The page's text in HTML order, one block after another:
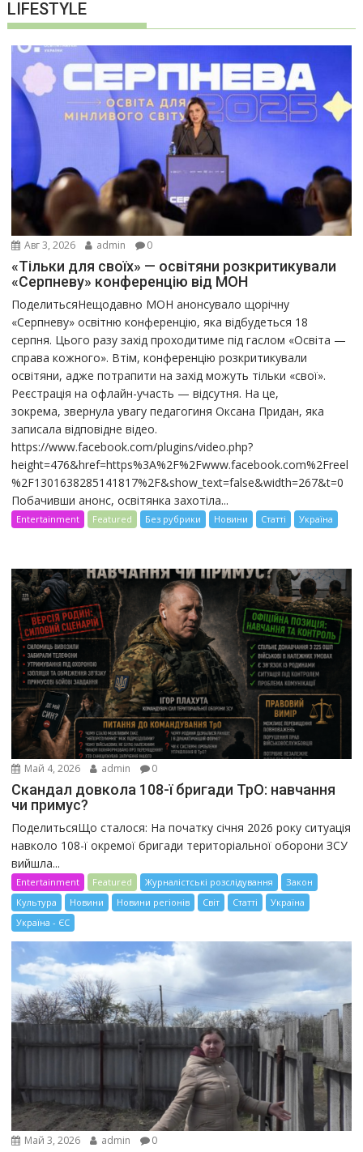
LIFESTYLE
Авг 3, 2026 admin 0
«Тільки для своїх» — освітяни розкритикували
«Серпневу» конференцію від МОН
ПоделитьсяНещодавно МОН анонсувало щорічну
«Серпневу» освітню конференцію, яка відбудеться 18
серпня. Цього разу захід проходитиме під гаслом «Освіта —
справа кожного». Втім, конференцію розкритикували
освітяни, адже потрапити на захід можуть тільки «свої».
Реєстрація на офлайн-участь — відсутня. На це,
зокрема, звернула увагу педагогиня Оксана Придан, яка
записала відповідне відео.
https://www.facebook.com/plugins/video.php?
height=476&href=https%3A%2F%2Fwww.facebook.com%2Freel
%2F1301638285141817%2F&show_text=false&width=267&t=0
Побачивши анонс, освітянка захотіла...
Entertainment Featured Без рубрики Новини Статті Україна
Май 4, 2026 admin 0
Скандал довкола 108-ї бригади ТрО: навчання
чи примус?
ПоделитьсяЩо сталося: На початку січня 2026 року ситуація
навколо 108-ї окремої бригади територіальної оборони ЗСУ
вийшла...
Entertainment Featured Журналістські розслідування
Закон
Культура
Новини Новини регіонів Світ Статті
Україна
Україна - ЄС
Май 3, 2026 admin 0